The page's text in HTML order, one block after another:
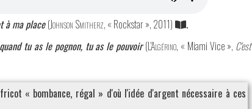
à ma place (Johnson Smitherz, « Rockstar », 2011)
.
tu as le pognon, tu as le pouvoir (L'Algérino, « Miami Vice », C'est
« bombance, régal » d'où l'idée d'argent nécessaire à ces